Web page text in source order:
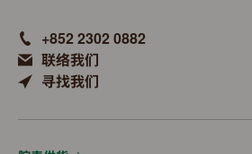
+852 2302 0882
联络我们
寻找我们